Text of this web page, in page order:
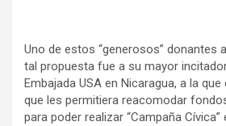
Uno de estos “generosos” donantes
tal propuesta fue a su mayor
Embajada USA en Nicaragua, a la
que les permitiera reacomodar
para poder realizar “Campaña Cívica”